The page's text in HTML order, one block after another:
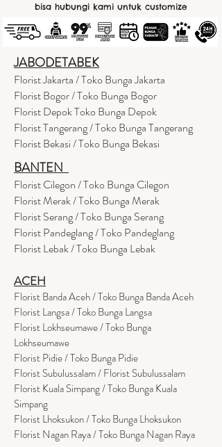
bisa hubungi kami untuk customize
JABODETABEK
Florist Jakarta / Toko Bunga Jakarta
Florist Bogor / Toko Bunga Bogor
Florist Depok Toko Bunga Depok
Florist Tangerang / Toko Bunga Tangerang
Florist Bekasi / Toko Bunga Bekasi
BANTEN
Florist Cilegon / Toko Bunga Cilegon
Florist Merak / Toko Bunga Merak
Florist Serang / Toko Bunga Serang
Florist Pandeglang / Toko Pandeglang
Florist Lebak / Toko Bunga Lebak
ACEH
Florist Banda Aceh / Toko Bunga Banda Aceh
Florist Langsa / Toko Bunga Langsa
Florist Lokhseumawe / Toko Bunga
Lokhseumawe
Florist Pidie / Toko Bunga Pidie
Florist Subulussalam / Florist Subulussalam
Florist Kuala Simpang / Toko Bunga Kuala
Simpang
Florist Lhoksukon / Toko Bunga Lhoksukon
Florist Nagan Raya / Toko Bunga Nagan Raya